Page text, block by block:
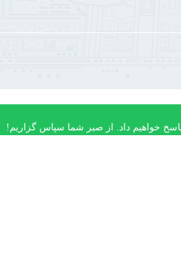
خواهیم داد. از صبر شما سپاس گزاریم!